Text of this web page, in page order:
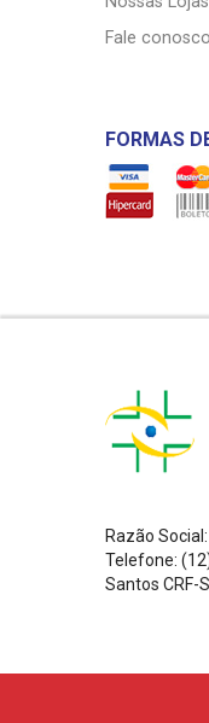
Fale conosco
FORMAS
Razão
Telefone:
Santos CRF-